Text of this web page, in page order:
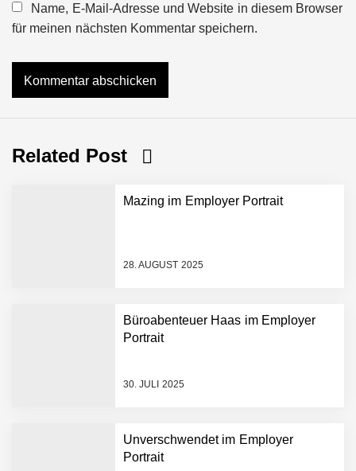
Name, E-Mail-Adresse und Website in diesem Browser
für meinen nächsten Kommentar speichern.
Related Post
Mazing im Employer Portrait
28. AUGUST 2025
Büroabenteuer Haas im Employer
Portrait
30. JULI 2025
Unverschwendet im Employer
Portrait
Portrait
Tabuthema Schwitzen?
Dieses Salzburger Startup
hat die Lösung!